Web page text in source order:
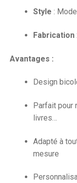
Style :
Fabrication
Avantages :
Design
Parfait pour
livres…
Adapté à
mesure